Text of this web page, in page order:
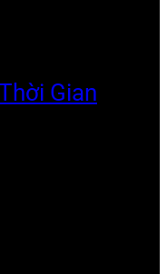
Gian